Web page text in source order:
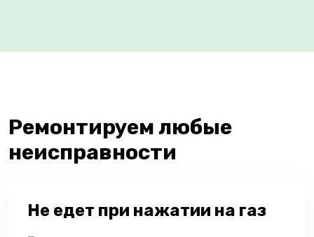
Ремонтируем любые
неисправности
Не едет при нажатии на газ